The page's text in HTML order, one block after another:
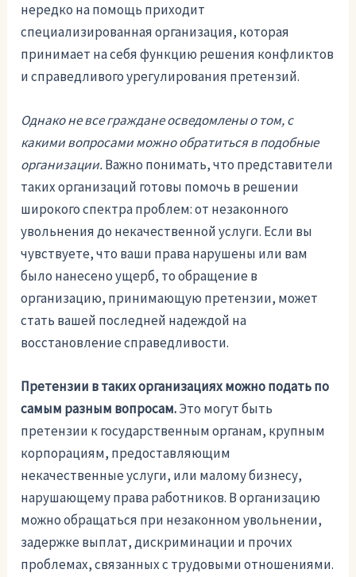
нередко на помощь приходит
специализированная организация, которая
принимает на себя функцию решения конфликтов
и справедливого урегулирования претензий.
Однако не все граждане осведомлены о том, с
какими вопросами можно обратиться в подобные
организации.Важно понимать, что представители
таких организаций готовы помочь в решении
широкого спектра проблем: от незаконного
увольнения до некачественной услуги. Если вы
чувствуете, что ваши права нарушены или вам
было нанесено ущерб, то обращение в
организацию, принимающую претензии, может
стать вашей последней надеждой на
восстановление справедливости.
Претензии в таких организациях можно подать по
самым разным вопросам.Это могут быть
претензии к государственным органам, крупным
корпорациям, предоставляющим
некачественные услуги, или малому бизнесу,
нарушающему права работников. В организацию
можно обращаться при незаконном увольнении,
задержке выплат, дискриминации и прочих
проблемах, связанных с трудовыми отношениями.